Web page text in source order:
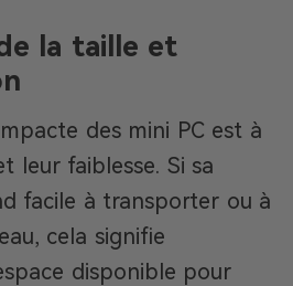
la taille et
des mini PC est à
leur faiblesse. Si sa
facile à transporter ou à
cela signifie
disponible pour